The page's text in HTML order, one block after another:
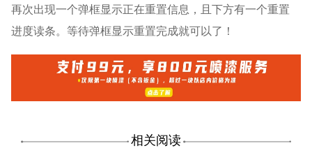
再次出现一个弹框显示正在重置信息，且下方有一个重置
进度读条。等待弹框显示重置完成就可以了！
相关阅读